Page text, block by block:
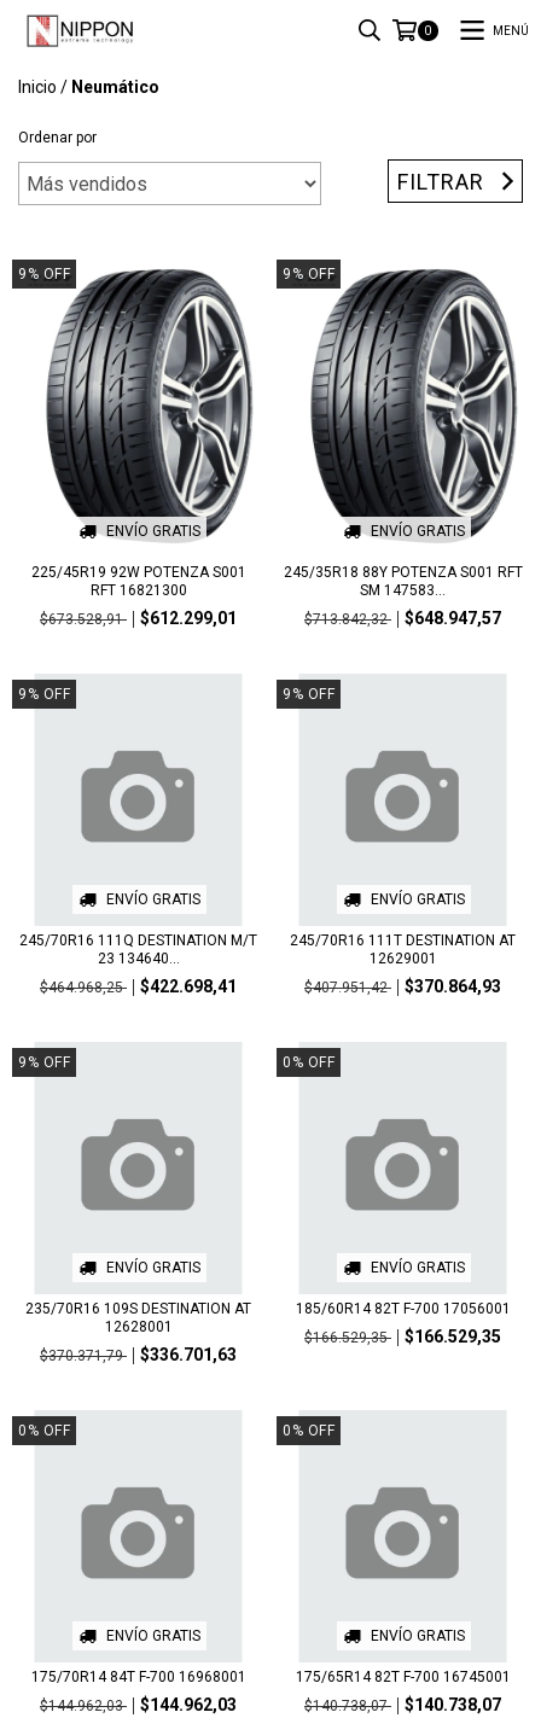
0 MENÚ
Inicio / Neumático
Ordenar por
FILTRAR
9 % OFF
ENVÍO GRATIS
225/45R19 92W POTENZA S001
RFT 16821300
$673.528,91
$612.299,01
9 % OFF
ENVÍO GRATIS
245/35R18 88Y POTENZA S001 RFT
SM 147583...
$713.842,32
$648.947,57
9 % OFF
ENVÍO GRATIS
245/70R16 111Q DESTINATION M/T
23 134640...
$464.968,25
$422.698,41
9 % OFF
ENVÍO GRATIS
245/70R16 111T DESTINATION AT
12629001
$407.951,42
$370.864,93
9 % OFF
ENVÍO GRATIS
235/70R16 109S DESTINATION AT
12628001
$370.371,79
$336.701,63
0 % OFF
ENVÍO GRATIS
185/60R14 82T F-700 17056001
$166.529,35
$166.529,35
0 % OFF
ENVÍO GRATIS
175/70R14 84T F-700 16968001
$144.962,03
$144.962,03
0 % OFF
ENVÍO GRATIS
175/65R14 82T F-700 16745001
$140.738,07
$140.738,07